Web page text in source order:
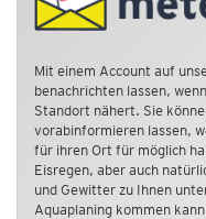
Mit einem Account auf
benachrichten lassen,
Standort nähert. Sie
vorabinformieren lassen,
für ihren Ort für möglich
Eisregen, aber auch
und Gewitter zu Ihnen
Aquaplaning kommen